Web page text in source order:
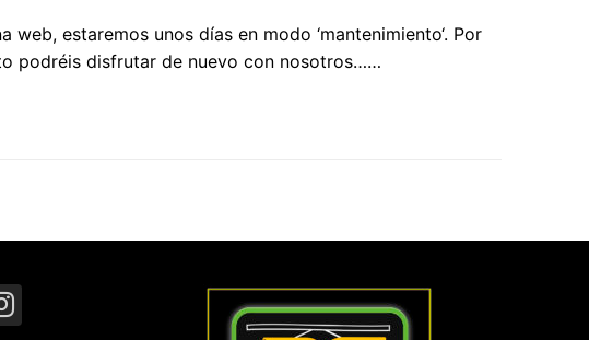
web, estaremos unos días en modo ‘mantenimiento‘. Por
podréis disfrutar de nuevo con nosotros……